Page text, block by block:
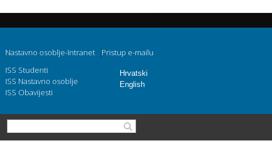
Hrvatski
English
Nastavno osoblje-Intranet
Pristup e-mailu
ISS Studenti
ISS Nastavno osoblje
ISS Obavijesti
Obrazac pretraživanja